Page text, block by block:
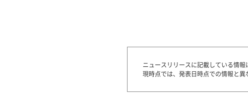
ニュースリリースに記載している情報
現時点では、発表日時点での情報と